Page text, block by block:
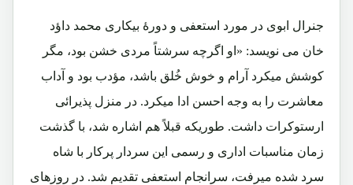
جنرال ابوی در مورد استعفی و دورۀ بیکاری محمد داؤد
خان می نویسد: «او اگرچه سرشتاً مردی خشن بود، مگر
کوشش میکرد آرام و خوش خُلق باشد، مؤدب بود و آداب
معاشرت را به وجه احسن ادا میکرد. در منزل پذیرائی
ارستوکرات داشت. طوریکه قبلاً هم اشاره شد، با گذشت
زمان مناسبات اداری و رسمی این سردار پرکار با شاه
سرد شده میرفت، سرانجام استعفی تقدیم شد. در روزهای